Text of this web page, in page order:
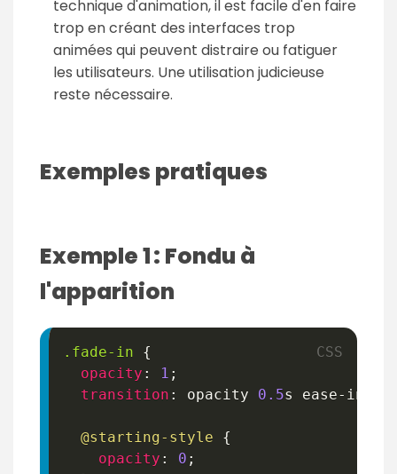
technique d'animation, il est facile d'en faire
trop en créant des interfaces trop
animées qui peuvent distraire ou fatiguer
les utilisateurs. Une utilisation judicieuse
reste nécessaire.
Exemples pratiques
Exemple 1 : Fondu à
l'apparition
.fade-in
{
opacity : 1 ;
transition : opacity 0.5s ease-in-
@starting-style
{
opacity : 0 ;